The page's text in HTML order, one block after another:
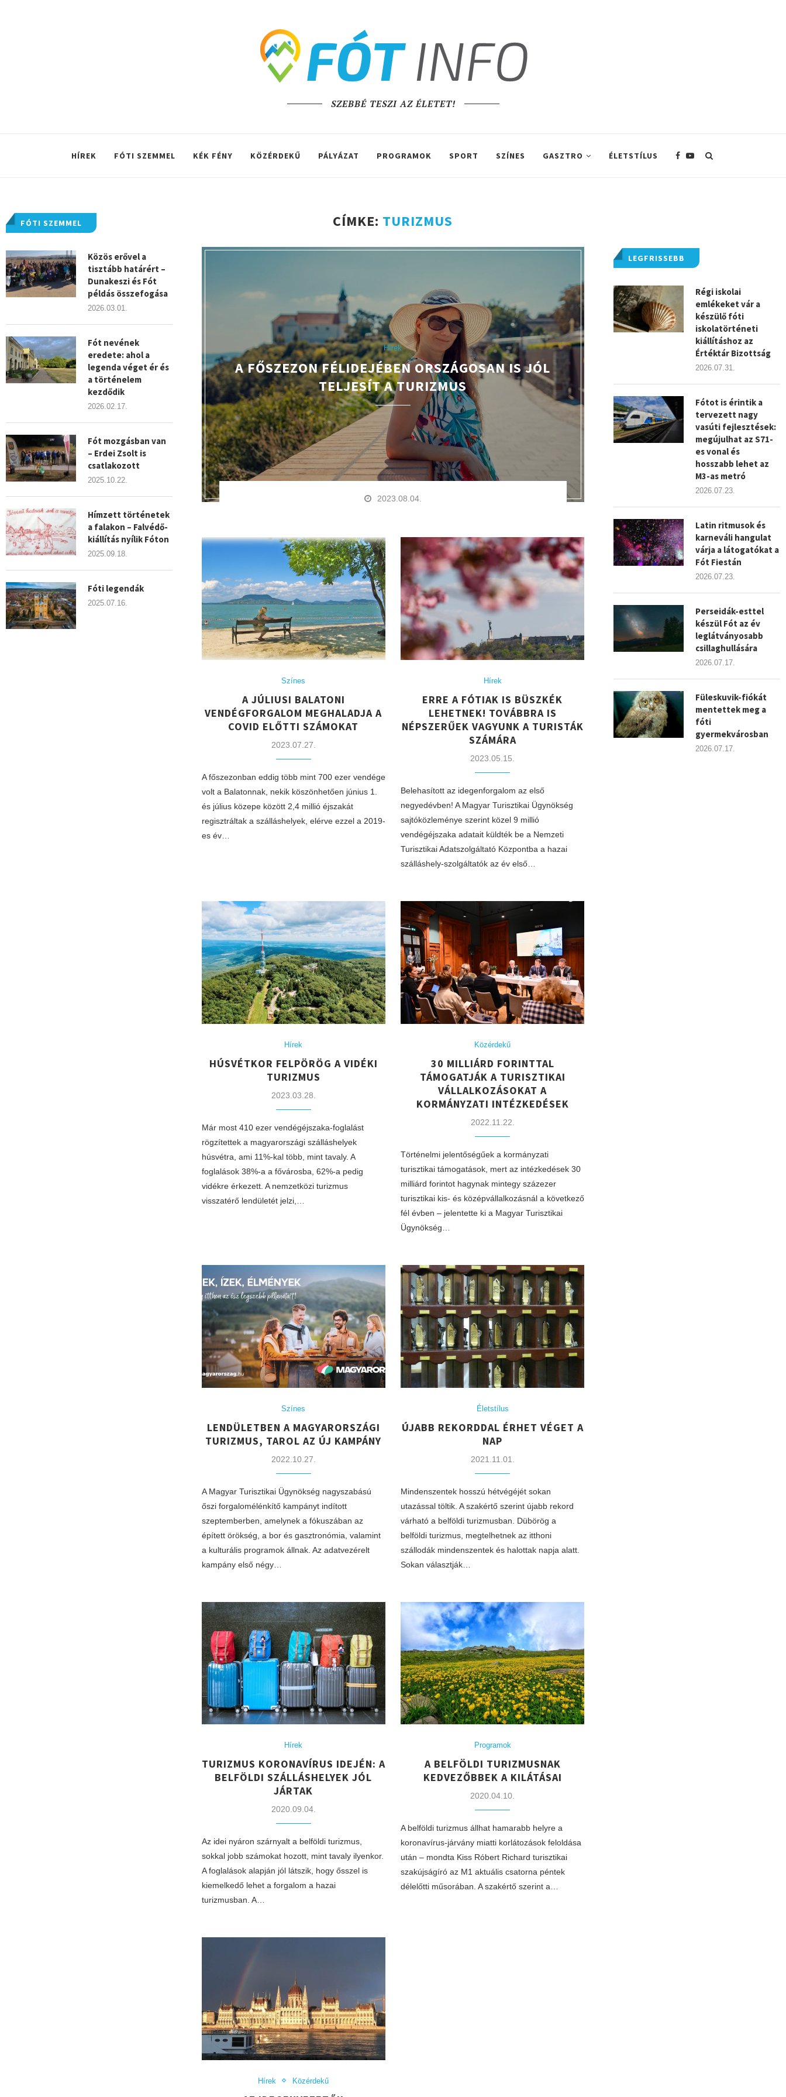
SZEBBÉ TESZI AZ ÉLETET!
HÍREK FÓTI SZEMMEL KÉK FÉNY KÖZÉRDEKŰ PÁLYÁZAT PROGRAMOK SPORT SZÍNES GASZTRO ÉLETSTÍLUS
CÍMKE: TURIZMUS
Hírek
​A FŐSZEZON FÉLIDEJÉBEN ORSZÁGOSAN IS JÓL
TELJESÍT A TURIZMUS
2023.08.04.
Színes
​A JÚLIUSI BALATONI
VENDÉGFORGALOM MEGHALADJA A
COVID ELŐTTI SZÁMOKAT
2023.07.27.
A főszezonban eddig több mint 700 ezer vendége
volt a Balatonnak, nekik köszönhetően június 1.
és július közepe között 2,4 millió éjszakát
regisztráltak a szálláshelyek, elérve ezzel a 2019-
es év…
Hírek
ERRE A FÓTIAK IS BÜSZKÉK
LEHETNEK! TOVÁBBRA IS
NÉPSZERŰEK VAGYUNK A TURISTÁK
SZÁMÁRA
2023.05.15.
Belehasított az idegenforgalom az első
negyedévben! A Magyar Turisztikai Ügynökség
sajtóközleménye szerint közel 9 millió
vendégéjszaka adatait küldték be a Nemzeti
Turisztikai Adatszolgáltató Központba a hazai
szálláshely-szolgáltatók az év első…
Hírek
HÚSVÉTKOR FELPÖRÖG A VIDÉKI
TURIZMUS
2023.03.28.
Már most 410 ezer vendégéjszaka-foglalást
rögzítettek a magyarországi szálláshelyek
húsvétra, ami 11%-kal több, mint tavaly. A
foglalások 38%-a a fővárosba, 62%-a pedig
vidékre érkezett. A nemzetközi turizmus
visszatérő lendületét jelzi,…
Közérdekű
30 MILLIÁRD FORINTTAL
TÁMOGATJÁK A TURISZTIKAI
VÁLLALKOZÁSOKAT A
KORMÁNYZATI INTÉZKEDÉSEK
2022.11.22.
Történelmi jelentőségűek a kormányzati
turisztikai támogatások, mert az intézkedések 30
milliárd forintot hagynak mintegy százezer
turisztikai kis- és középvállalkozásnál a következő
fél évben – jelentette ki a Magyar Turisztikai
Ügynökség…
Színes
LENDÜLETBEN A MAGYARORSZÁGI
TURIZMUS, TAROL AZ ÚJ KAMPÁNY
2022.10.27.
A Magyar Turisztikai Ügynökség nagyszabású
őszi forgalomélénkítő kampányt indított
szeptemberben, amelynek a fókuszában az
épített örökség, a bor és gasztronómia, valamint
a kulturális programok állnak. Az adatvezérelt
kampány első négy…
Életstílus
ÚJABB REKORDDAL ÉRHET VÉGET A
NAP
2021.11.01.
Mindenszentek hosszú hétvégéjét sokan
utazással töltik. A szakértő szerint újabb rekord
várható a belföldi turizmusban. Dübörög a
belföldi turizmus, megtelhetnek az itthoni
szállodák mindenszentek és halottak napja alatt.
Sokan választják…
Hírek
TURIZMUS KORONAVÍRUS IDEJÉN: A
BELFÖLDI SZÁLLÁSHELYEK JÓL
JÁRTAK
2020.09.04.
Az idei nyáron szárnyalt a belföldi turizmus,
sokkal jobb számokat hozott, mint tavaly ilyenkor.
A foglalások alapján jól látszik, hogy ősszel is
kiemelkedő lehet a forgalom a hazai
turizmusban. A…
Programok
A BELFÖLDI TURIZMUSNAK
KEDVEZŐBBEK A KILÁTÁSAI
2020.04.10.
A belföldi turizmus állhat hamarabb helyre a
koronavírus-járvány miatti korlátozások feloldása
után – mondta Kiss Róbert Richard turisztikai
szakújságíró az M1 aktuális csatorna péntek
délelőtti műsorában. A szakértő szerint a…
Hírek Közérdekű
LEGFRISSEBB
Régi iskolai
emlékeket vár a
készülő fóti
iskolatörténeti
kiállításhoz az
Értéktár Bizottság
2026.07.31.
Fótot is érintik a
tervezett nagy
vasúti fejlesztések:
megújulhat az S71-
es vonal és
hosszabb lehet az
M3-as metró
2026.07.23.
Latin ritmusok és
karneváli hangulat
várja a látogatókat a
Fót Fiestán
2026.07.23.
Perseidák-esttel
készül Fót az év
leglátványosabb
csillaghullására
2026.07.17.
Füleskuvik-fiókát
mentettek meg a
fóti
gyermekvárosban
2026.07.17.
FÓTI SZEMMEL
Közös erővel a
tisztább határért –
Dunakeszi és Fót
példás összefogása
2026.03.01.
Fót nevének
eredete: ahol a
legenda véget ér és
a történelem
kezdődik
2026.02.17.
Fót mozgásban van
– Erdei Zsolt is
csatlakozott
2025.10.22.
Hímzett történetek
a falakon – Falvédő-
kiállítás nyílik Fóton
2025.09.18.
Fóti legendák
2025.07.16.